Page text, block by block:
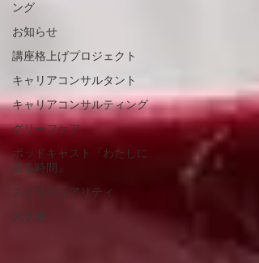
ング
お知らせ
講座格上げプロジェクト
キャリアコンサルタント
キャリアコンサルティング
グリーフケア
ポッドキャスト『わたしに
還る時間』
スピリチュアリティ
大学院